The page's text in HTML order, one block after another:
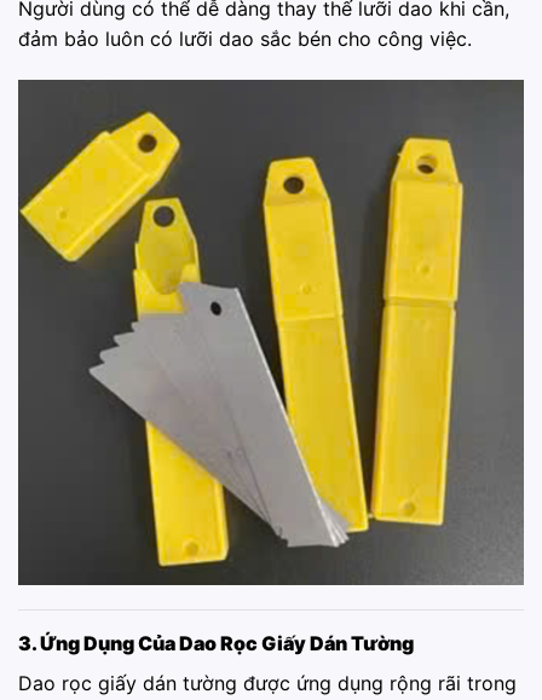
Người dùng có thể dễ dàng thay thế lưỡi dao khi cần,
đảm bảo luôn có lưỡi dao sắc bén cho công việc.
3. Ứng Dụng Của Dao Rọc Giấy Dán Tường
Dao rọc giấy dán tường được ứng dụng rộng rãi trong